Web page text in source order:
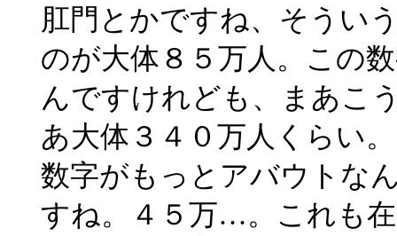
肛門とかですね、そうい
のが大体８５万人。この
んですけれども、まあこ
あ大体３４０万人くらい
数字がもっとアバウトな
すね。４５万…。これも